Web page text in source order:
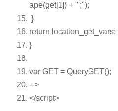
ape(get[1]) + "';");
}
return location_get_vars;
}
var GET = QueryGET();
-->
</script>